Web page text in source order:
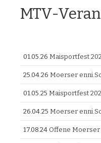
MTV-
01.05.26 Maisportfest
25.04.26 Moerser
01.05.25 Maisportfest
26.04.25 Moerser
17.08.24 Offene